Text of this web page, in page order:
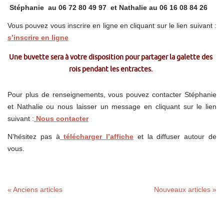
Stéphanie au 06 72 80 49 97 et Nathalie au 06 16 08 84 26
Vous pouvez vous inscrire en ligne en cliquant sur le lien suivant :
s’inscrire en ligne
Une buvette sera à votre disposition pour partagerla galette des
rois pendant les entractes.
Pour plus de renseignements, vous pouvez contacter Stéphanie
et Nathalie ou nous laisser un message en cliquant sur le lien
suivant : Nous contacter
N’hésitez pas à télécharger l’affiche et la diffuser autour de
vous.
« Anciens articles Nouveaux articles »